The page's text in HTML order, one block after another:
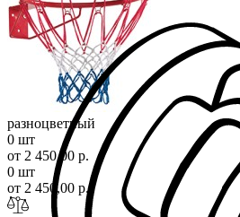
разноцветный
0 шт
от 2 450,00 р.
0 шт
от 2 450,00 р.